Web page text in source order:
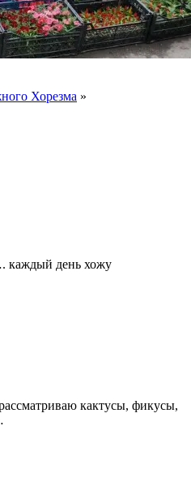
Хорезма »
каждый день хожу
кактусы, фикусы,